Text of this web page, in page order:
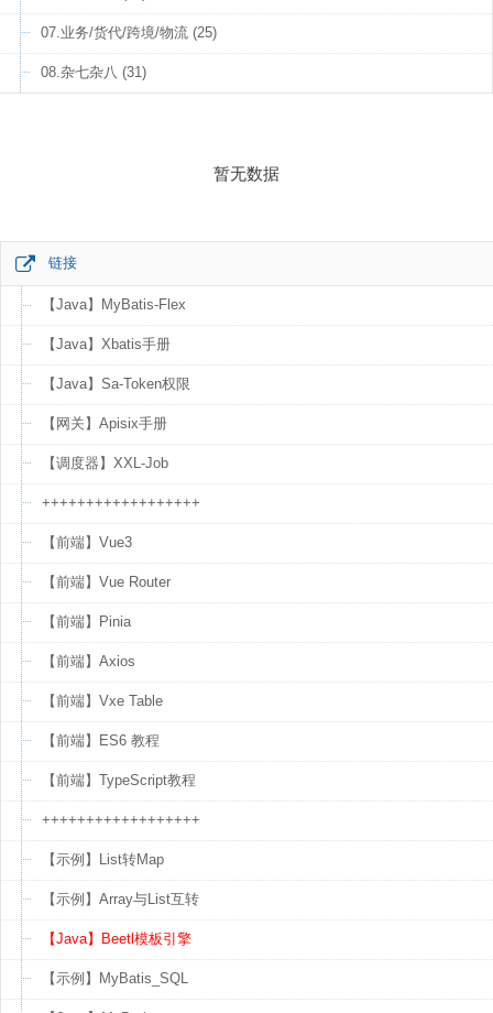
07.业务/货代/跨境/物流 (25)
08.杂七杂八 (31)
暂无数据
链接
【Java】MyBatis-Flex
【Java】Xbatis手册
【Java】Sa-Token权限
【网关】Apisix手册
【调度器】XXL-Job
++++++++++++++++++
【前端】Vue3
【前端】Vue Router
【前端】Pinia
【前端】Axios
【前端】Vxe Table
【前端】ES6 教程
【前端】TypeScript教程
++++++++++++++++++
【示例】List转Map
【示例】Array与List互转
【Java】Beetl模板引擎
【示例】MyBatis_SQL